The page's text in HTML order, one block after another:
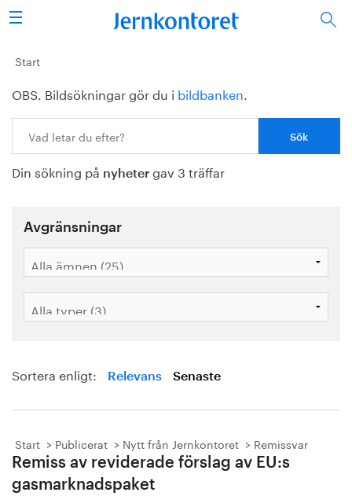
Sök
Stålindustrin
Vision 2050
Forskning/utbildning
Energi/miljö
Vi tycker
Bildbank
Start
OBS. Bildsökningar gör du i bildbanken.
Din sökning på nyheter gav 3 träffar
Avgränsningar
Sortera enligt: Relevans Senaste
Start Publicerat Nytt från Jernkontoret Remissvar
Remiss av reviderade förslag av EU:s
gasmarknadspaket